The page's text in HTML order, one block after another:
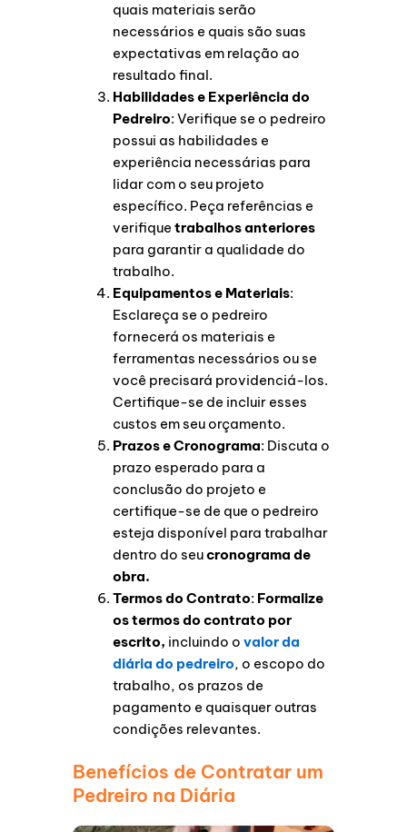
quais materiais serão
necessários e quais são suas
expectativas em relação ao
resultado final.
Habilidades e Experiência do
Pedreiro: Verifique se o pedreiro
possui as habilidades e
experiência necessárias para
lidar com o seu projeto
específico. Peça referências e
verifique trabalhos anteriores
para garantir a qualidade do
trabalho.
Equipamentos e Materiais:
Esclareça se o pedreiro
fornecerá os materiais e
ferramentas necessários ou se
você precisará providenciá-los.
Certifique-se de incluir esses
custos em seu orçamento.
Prazos e Cronograma: Discuta o
prazo esperado para a
conclusão do projeto e
certifique-se de que o pedreiro
esteja disponível para trabalhar
dentro do seucronograma de
obra.
Termos do Contrato: Formalize
os termos do contrato por
escrito, incluindo o valor da
diária do pedreiro, o escopo do
trabalho, os prazos de
pagamento e quaisquer outras
condições relevantes.
Benefícios de Contratar um
Pedreiro na Diária